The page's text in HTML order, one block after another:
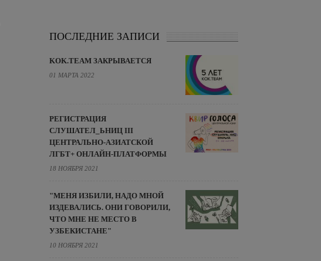
ПОСЛЕДНИЕ ЗАПИСИ
KOK.TEAM ЗАКРЫВАЕТСЯ
01 МАРТА 2022
РЕГИСТРАЦИЯ
СЛУШАТЕЛ_ЬНИЦ III
ЦЕНТРАЛЬНО-АЗИАТСКОЙ
ЛГБТ+ ОНЛАЙН-ПЛАТФОРМЫ
18 НОЯБРЯ 2021
"МЕНЯ ИЗБИЛИ, НАДО МНОЙ
ИЗДЕВАЛИСЬ. ОНИ ГОВОРИЛИ,
ЧТО МНЕ НЕ МЕСТО В
УЗБЕКИСТАНЕ"
10 НОЯБРЯ 2021